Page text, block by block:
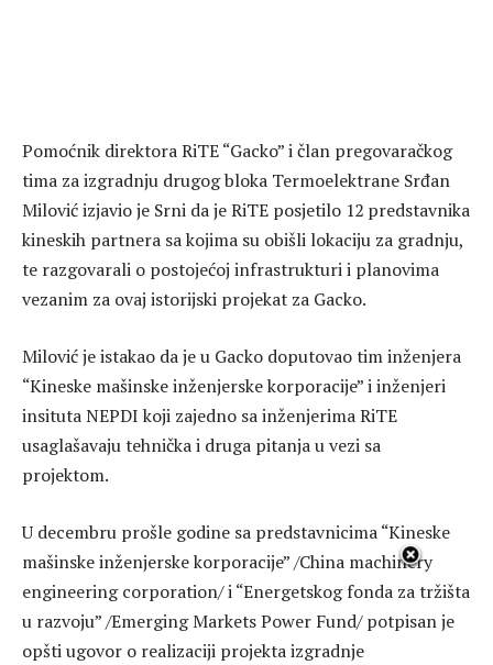
Pomoćnik direktora RiTE “Gacko” i član pregovaračkog
tima za izgradnju drugog bloka Termoelektrane Srđan
Milović izjavio je Srni da je RiTE posjetilo 12 predstavnika
kineskih partnera sa kojima su obišli lokaciju za gradnju,
te razgovarali o postojećoj infrastrukturi i planovima
vezanim za ovaj istorijski projekat za Gacko.
Milović je istakao da je u Gacko doputovao tim inženjera
“Kineske mašinske inženjerske korporacije” i inženjeri
insituta NEPDI koji zajedno sa inženjerima RiTE
usaglašavaju tehnička i druga pitanja u vezi sa
projektom.
U decembru prošle godine sa predstavnicima “Kineske
mašinske inženjerske korporacije” /China machinery
engineering corporation/ i “Energetskog fonda za tržišta
u razvoju” /Emerging Markets Power Fund/ potpisan je
opšti ugovor o realizaciji projekta izgradnje